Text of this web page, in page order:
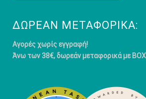
ΔΩΡΕΆΝ ΜΕΤΑΦΟΡΙΚΆ:
Αγορές χωρίς εγγραφή!
Άνω των 38€, δωρεάν μεταφορικά με BOX